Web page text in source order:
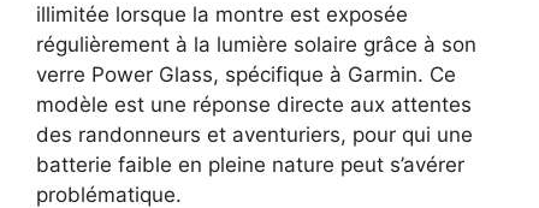
illimitée lorsque la montre est exposée
régulièrement à la lumière solaire grâce à son
verre Power Glass, spécifique à Garmin. Ce
modèle est une réponse directe aux attentes
des randonneurs et aventuriers, pour qui une
batterie faible en pleine nature peut s’avérer
problématique.